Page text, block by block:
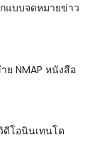
แบบจดหมายข่าว
ย NMAP หนังสือ
ดีโอนินเทนโด